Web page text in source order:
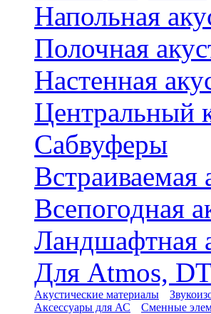
Напольная
Полочная
Настенная
Центральный
Сабвуферы
Встраиваемая
Всепогодная
Ландшафтная
Для Atmos,
Акустические материалы
Аксессуары для АС
Сменные